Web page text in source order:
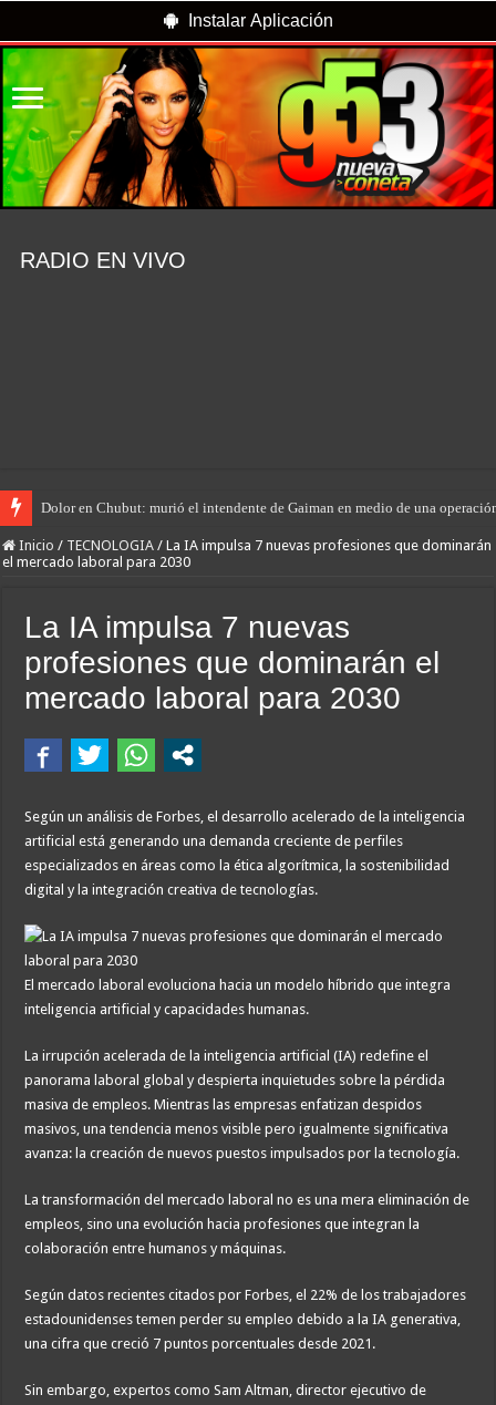
Instalar Aplicación
RADIO EN VIVO
Dolor en Chubut: murió el intendente de Gaiman en medio de una
Inicio / TECNOLOGIA / La IA impulsa 7 nuevas profesiones que dominarán
el mercado laboral para 2030
La IA impulsa 7 nuevas
profesiones que dominarán el
mercado laboral para 2030
Según un análisis de Forbes, el desarrollo acelerado de la inteligencia
artificial está generando una demanda creciente de perfiles
especializados en áreas como la ética algorítmica, la sostenibilidad
digital y la integración creativa de tecnologías.
El mercado laboral evoluciona hacia un modelo híbrido que integra
inteligencia artificial y capacidades humanas.
La irrupción acelerada de la inteligencia artificial (IA) redefine el
panorama laboral global y despierta inquietudes sobre la pérdida
masiva de empleos. Mientras las empresas enfatizan despidos
masivos, una tendencia menos visible pero igualmente significativa
avanza: la creación de nuevos puestos impulsados por la tecnología.
La transformación del mercado laboral no es una mera eliminación de
empleos, sino una evolución hacia profesiones que integran la
colaboración entre humanos y máquinas.
Según datos recientes citados por Forbes, el 22% de los trabajadores
estadounidenses temen perder su empleo debido a la IA generativa,
una cifra que creció 7 puntos porcentuales desde 2021.
Sin embargo, expertos como Sam Altman, director ejecutivo de